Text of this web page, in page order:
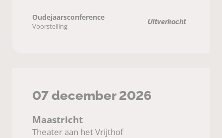
Oudejaarsconference
Voorstelling
Uitverkocht
07 december 2026
Maastricht
Theater aan het Vrijthof